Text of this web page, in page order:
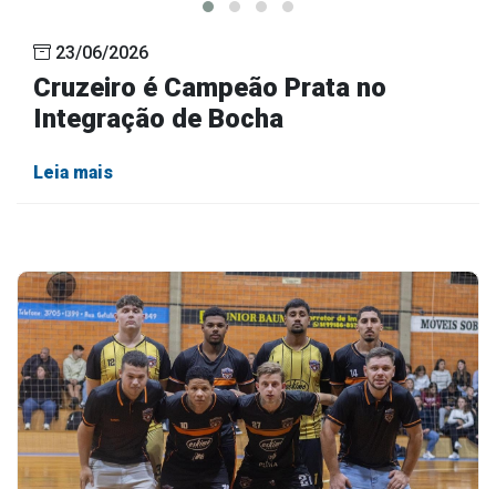
23/06/2026
Cruzeiro é Campeão Prata no
Integração de Bocha
Leia mais